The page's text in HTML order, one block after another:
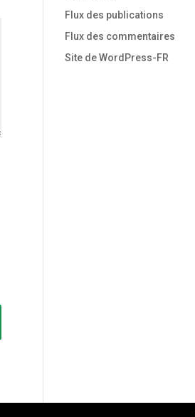
Flux des publications
Flux des commentaires
Site de WordPress-FR